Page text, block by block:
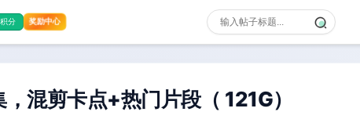
积分 奖励中心
混剪卡点+热门片段（ 121G）